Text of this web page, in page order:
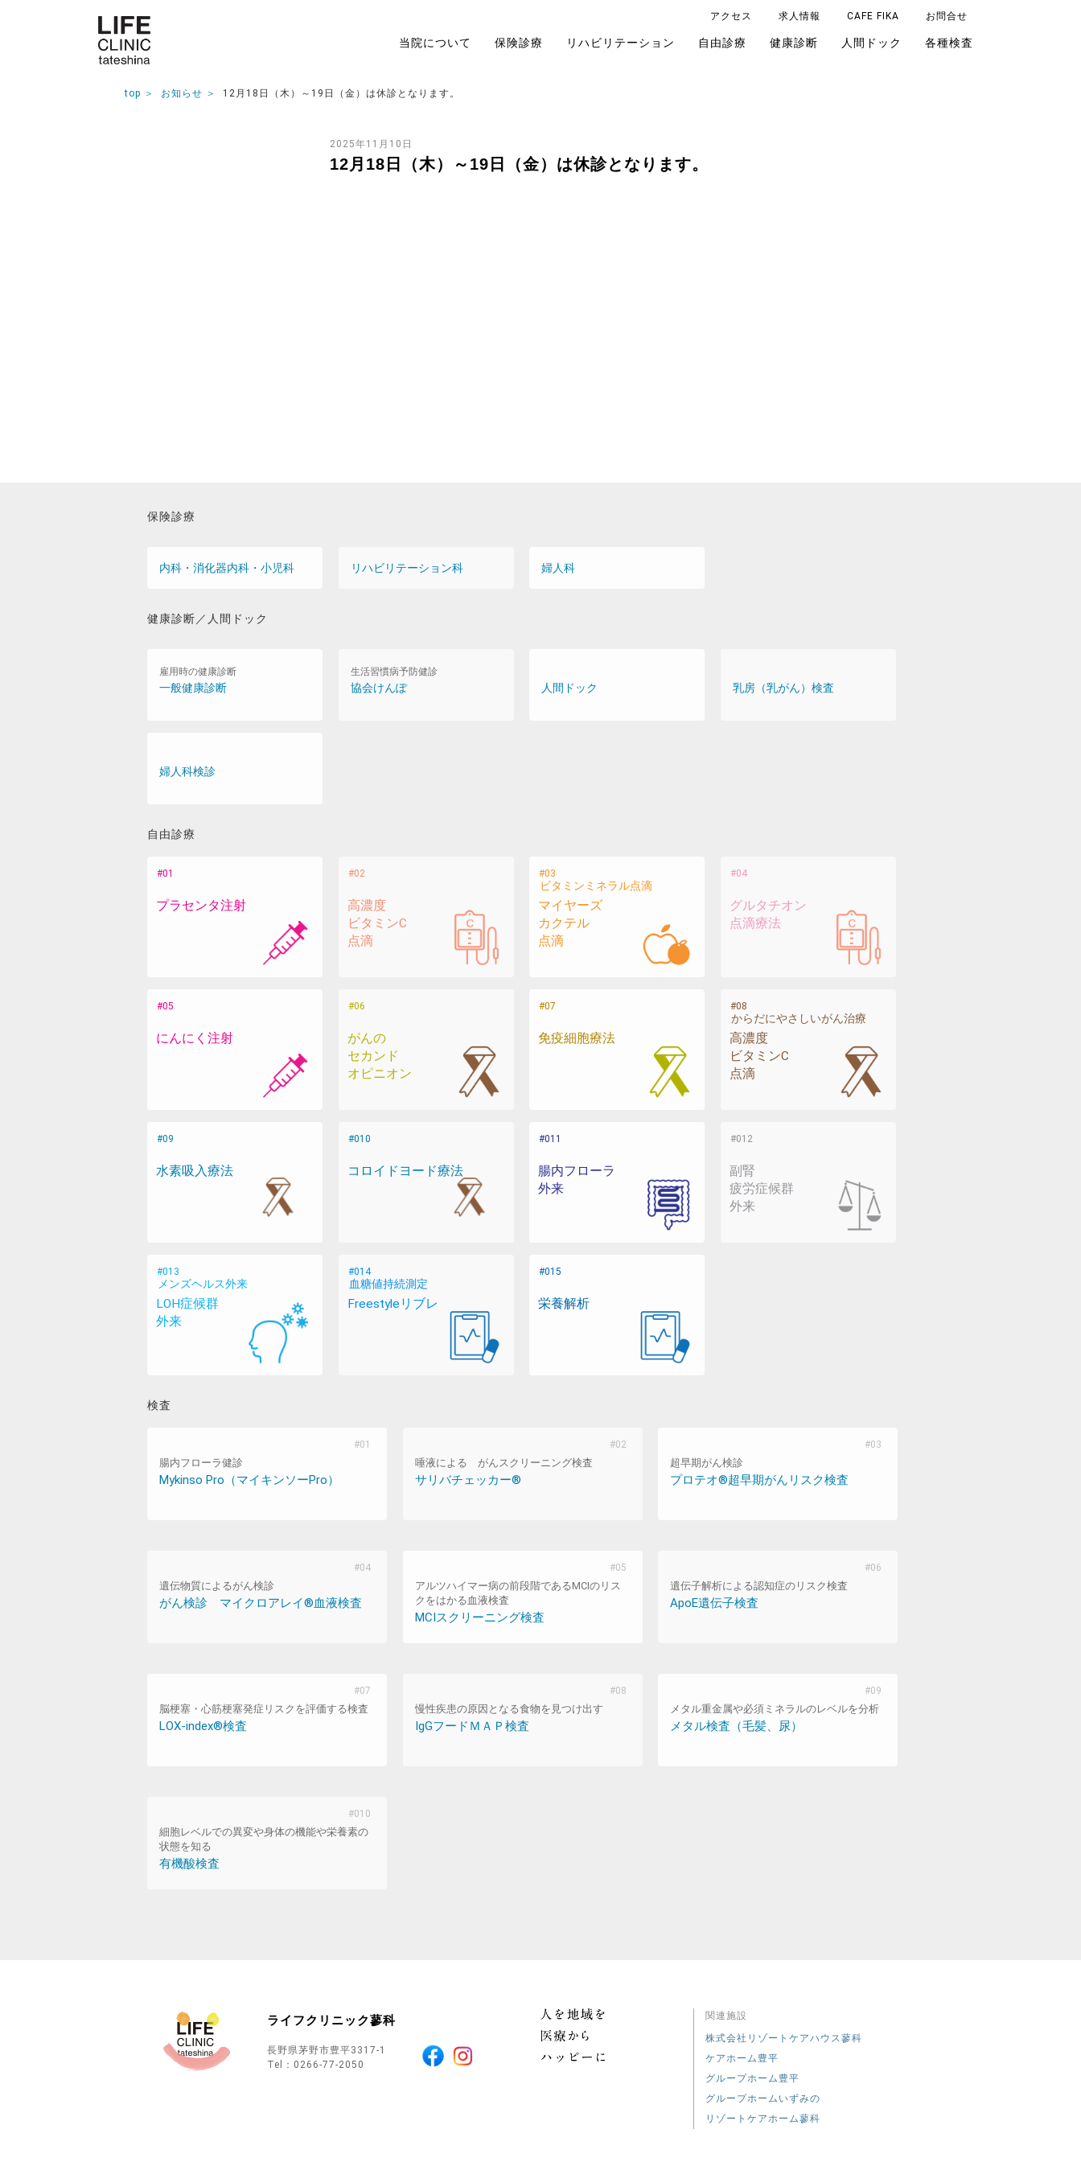
アクセス 求人情報 CAFE FIKA お問合せ
当院について 保険診療 リハビリテーション 自由診療 健康診断 人間ドック 各種検査
top お知らせ 12月18日（木）～19日（金）は休診となります。
2025年11月10日
12月18日（木）～19日（金）は休診となります。
保険診療
内科・消化器内科・小児科 リハビリテーション科 婦人科
健康診断／人間ドック
雇用時の健康診断
一般健康診断
生活習慣病予防健診
協会けんぽ 人間ドック 乳房（乳がん）検査
婦人科検診
自由診療
プラセンタ注射
高濃度
ビタミンC
点滴
マイヤーズ
カクテル
点滴
ビタミンミネラル点滴
グルタチオン
点滴療法
にんにく注射
がんの
セカンド
オピニオン
免疫細胞療法
高濃度
ビタミンC
点滴
からだにやさしいがん治療
水素吸入療法 コロイドヨード療法
腸内フローラ
外来
副腎
疲労症候群
外来
LOH症候群
外来
メンズヘルス外来
Freestyleリブレ
血糖値持続測定
栄養解析
検査
腸内フローラ健診
Mykinso Pro（マイキンソーPro）
唾液による がんスクリーニング検査
サリバチェッカー®
超早期がん検診
プロテオ®超早期がんリスク検査
遺伝物質によるがん検診
がん検診 マイクロアレイ®血液検査
アルツハイマー病の前段階であるMCIのリス
クをはかる血液検査
MCIスクリーニング検査
遺伝子解析による認知症のリスク検査
ApoE遺伝子検査
脳梗塞・心筋梗塞発症リスクを評価する検査
LOX-index®検査
慢性疾患の原因となる食物を見つけ出す
IgGフードＭＡＰ検査
メタル重金属や必須ミネラルのレベルを分析
メタル検査（毛髪、尿）
細胞レベルでの異変や身体の機能や栄養素の
状態を知る
有機酸検査
ライフクリニック蓼科
長野県茅野市豊平3317-1
Tel： 0266-77-2050
関連施設
株式会社リゾートケアハウス蓼科
ケアホーム豊平
グループホーム豊平
グループホームいずみの
リゾートケアホーム蓼科